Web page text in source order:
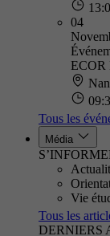
04
ECOR
Tous les
Média
Vie
Tous les
DERNIERS